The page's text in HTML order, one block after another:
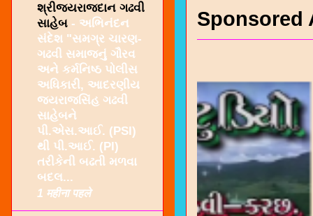
Sponsored
શ્રીજયરાજદાન ગઢવી
સાહેબ - અભિનંદન
સંદેશ "સમગ્ર ચારણ-
ગઢવી સમાજનું ગૌરવ
અને કર્મનિષ્ઠ પોલીસ
અધિકારી, આદરણીય
જયરાજસિંહ ગઢવી
સાહેબને
પી.એસ.આઈ. (PSI)
થી પી.આઈ. (PI)
તરીકેની બઢતી મળવા
બદલ...
1 महीना पहले